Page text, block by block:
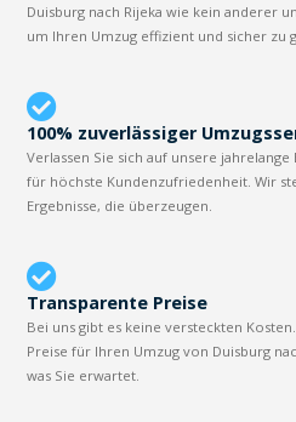
Duisburg nach Rijeka wie kein anderer
um Ihren Umzug effizient und sicher zu
100% zuverlässiger
Verlassen Sie sich auf unsere
für höchste Kundenzufriedenheit. Wir
Ergebnisse, die überzeugen.
Transparente Preise
Bei uns gibt es keine versteckten
Preise für Ihren Umzug von Duisburg
was Sie erwartet.